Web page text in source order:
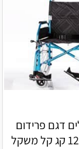
דגם פרידום